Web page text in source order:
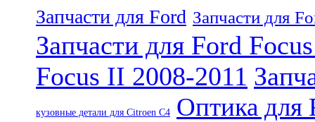
Запчасти для Ford Запчасти для
Запчасти для Ford
Focus II 2008-2011
кузовные детали для Citroen C4 Оптика для